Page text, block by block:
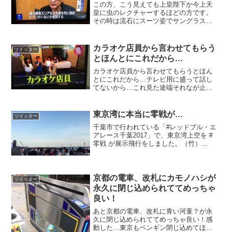
この方、こう見えても上皇陛下か今上天
皇に虫のレクチャーするほどの方です。
その時は流石にスーツ姿でサングラスか
10月24日疑ったわけじゃ..あり.....
ツイッター
カラオケ店員から言わせてもらう
とほんとにこれだから…
カラオケ店員から言わせてもらうとほん
とにこれだから…テレビ用に盛って話し
てないから…これ見た途端それなが止ま
ふかし #逆クレーム #クソ客のいる生活
pic.twit...
ツイッター 東京湾に本当に零戦が…
千葉市で行われている「#レッドブル・エ
アレース千葉2017」で、東京湾上空を #
零戦 が展示飛行をしました。（竹）
ツイッター
京都の電車、改札にカモノハシが
永久に閉じ込められててめっちゃ
良い！
あと京都の電車、改札に青い河童？が永
久に閉じ込められててめっちゃ良い！感
動した…東京もペンギン閉じ込めてほし